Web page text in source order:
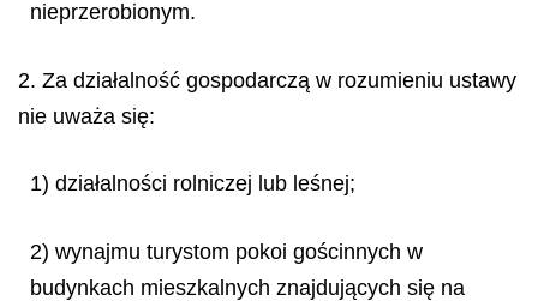
nieprzerobionym.
2. Za działalność gospodarczą w rozumieniu ustawy
nie uważa się:
1) działalności rolniczej lub leśnej;
2) wynajmu turystom pokoi gościnnych w
budynkach mieszkalnych znajdujących się na